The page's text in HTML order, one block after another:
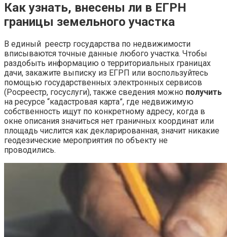
Как узнать, внесены ли в ЕГРН
границы земельного участка
В единый реестр государства по недвижимости
вписываются точные данные любого участка. Чтобы
раздобыть информацию о территориальных границах
дачи, закажите выписку из ЕГРП или воспользуйтесь
помощью государственных электронных сервисов
(Росреестр, госуслуги), также сведения можно получить
на ресурсе “кадастровая карта”, где недвижимую
собственность ищут по конкретному адресу, когда в
окне описания значиться нет граничных координат или
площадь числится как декларированная, значит никакие
геодезические мероприятия по объекту не
проводились.